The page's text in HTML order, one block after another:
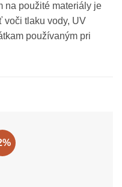
na použité materiály je
voči tlaku vody, UV
používaným pri